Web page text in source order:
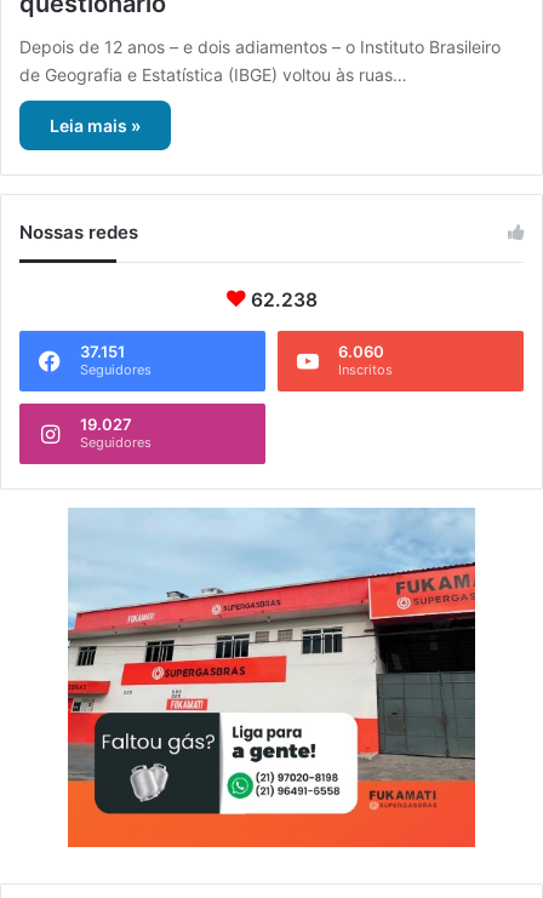
Depois de 12 anos – e dois adiamentos – o Instituto Brasileiro
de Geografia e Estatística (IBGE) voltou às ruas…
Leia mais »
Nossas redes
62.238
37.151
Seguidores
6.060
Inscritos
19.027
Seguidores